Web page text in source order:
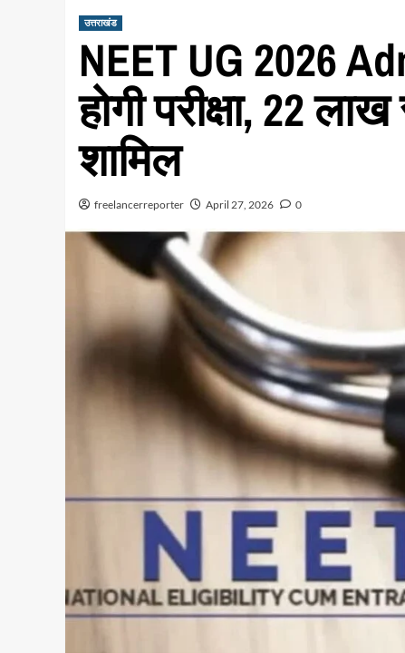
उत्तराखंड
NEET UG 2026
होगी परीक्षा, 22
शामिल
freelancerreporter April 27, 2026 0